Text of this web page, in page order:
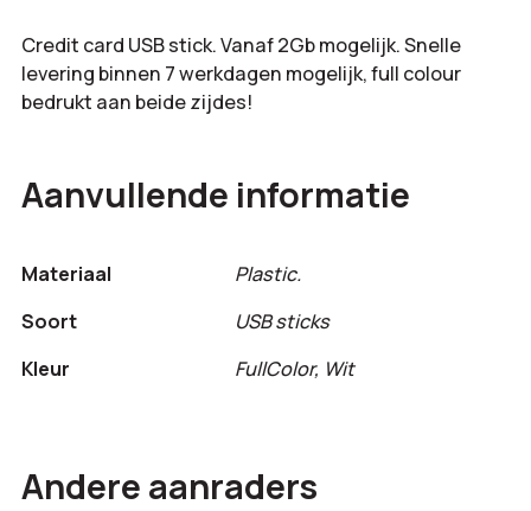
Credit card USB stick. Vanaf 2Gb mogelijk. Snelle
levering binnen 7 werkdagen mogelijk, full colour
bedrukt aan beide zijdes!
Aanvullende informatie
Materiaal
Plastic.
Soort
USB sticks
Kleur
FullColor, Wit
Andere aanraders